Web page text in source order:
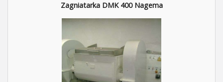
Zagniatarka DMK 400 Nagema